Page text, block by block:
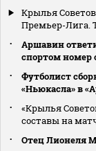
Крылья
Премьер-Лига.
Аршавин
спортом номер
Футболист
«Ньюкасла» в
«Крылья
составы на
Отец Лионеля